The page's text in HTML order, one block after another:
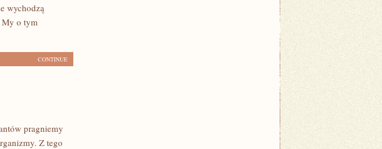
wychodzą
My o tym
CONTINUE
pragniemy
Z tego